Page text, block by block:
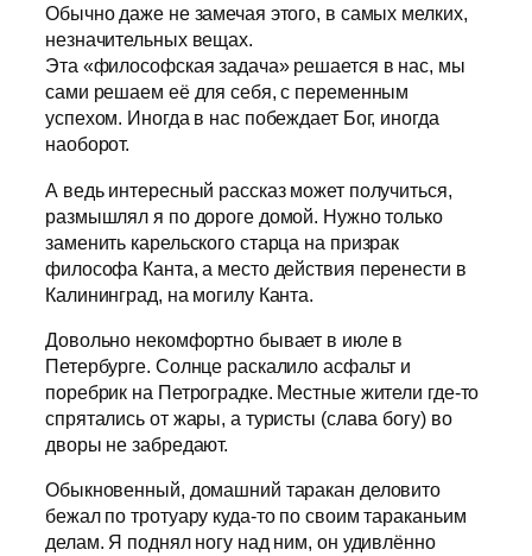
Обычно даже не замечая этого, в самых мелких,
незначительных вещах.
Эта «философская задача» решается в нас, мы
сами решаем её для себя, с переменным
успехом. Иногда в нас побеждает Бог, иногда
наоборот.
А ведь интересный рассказ может получиться,
размышлял я по дороге домой. Нужно только
заменить карельского старца на призрак
философа Канта, а место действия перенести в
Калининград, на могилу Канта.
Довольно некомфортно бывает в июле в
Петербурге. Солнце раскалило асфальт и
поребрик на Петроградке. Местные жители где-то
спрятались от жары, а туристы (слава богу) во
дворы не забредают.
Обыкновенный, домашний таракан деловито
бежал по тротуару куда-то по своим тараканьим
делам. Я поднял ногу над ним, он удивлённо